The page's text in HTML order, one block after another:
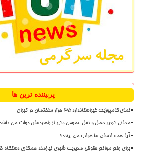
پربیننده ترین ها
نمای کامپوزیت غیراستاندارد ۳۵ هزار ساختمان در تهران
مجانی کردن حمل و نقل عمومی یکی از راهبردهای دولت می باشد
آیا همه انسان ها خواب می بینند؟
برای رفع موانع حقوقی مدیریت شهری نیازمند همکاری دستگاه